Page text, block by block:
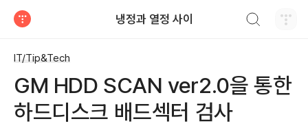
냉정과 열정 사이
IT/Tip&Tech
GM HDD SCAN ver2.0을 통한
하드디스크 배드섹터 검사